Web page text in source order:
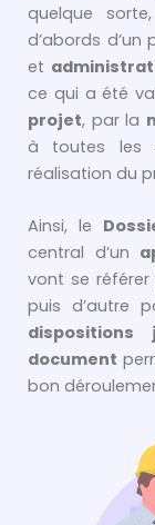
quelque
d’abords d’un
et
ce qui a été
projet, par la
à toutes les
réalisation du
Ainsi, le
central d’un
vont se
puis d’autre
dispositions
document
bon